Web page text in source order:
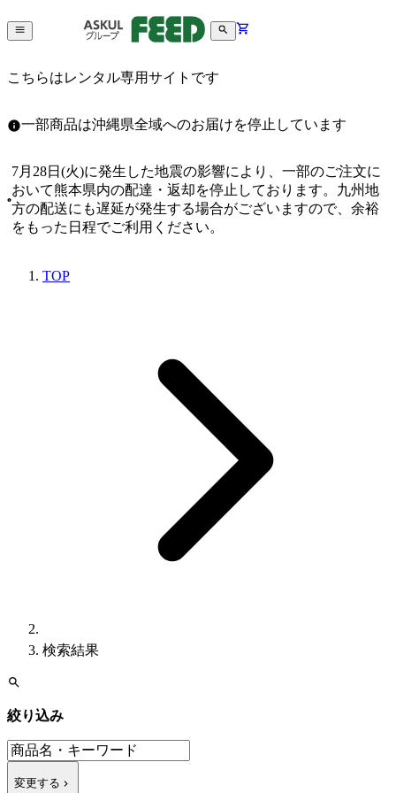
こちらはレンタル専用サイトです
一部商品は沖縄県全域へのお届けを停止しています
7月28日(火)に発生した地震の影響により、一部のご注文に
おいて熊本県内の配達・返却を停止しております。九州地
方の配送にも遅延が発生する場合がございますので、余裕
をもった日程でご利用ください。
TOP
検索結果
絞り込み
変更する